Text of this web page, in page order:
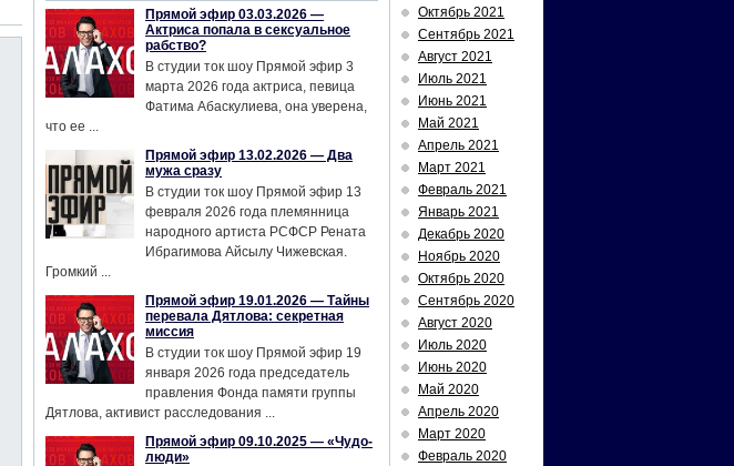
Прямой эфир 03.03.2026 —
Актриса попала в сексуальное
рабство?
В студии ток шоу Прямой эфир 3
марта 2026 года актриса, певица
Фатима Абаскулиева, она уверена,
что ее ...
Прямой эфир 13.02.2026 — Два
мужа сразу
В студии ток шоу Прямой эфир 13
февраля 2026 года племянница
народного артиста РСФСР Рената
Ибрагимова Айсылу Чижевская.
Громкий ...
Прямой эфир 19.01.2026 — Тайны
перевала Дятлова: секретная
миссия
В студии ток шоу Прямой эфир 19
января 2026 года председатель
правления Фонда памяти группы
Дятлова, активист расследования ...
Прямой эфир 09.10.2025 — «Чудо-
люди»
Октябрь 2021
Сентябрь 2021
Август 2021
Июль 2021
Июнь 2021
Май 2021
Апрель 2021
Март 2021
Февраль 2021
Январь 2021
Декабрь 2020
Ноябрь 2020
Октябрь 2020
Сентябрь 2020
Август 2020
Июль 2020
Июнь 2020
Май 2020
Апрель 2020
Март 2020
Февраль 2020